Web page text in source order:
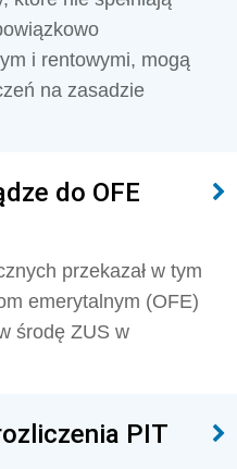
i rentowymi, mogą
na zasadzie
do OFE
przekazał w tym
emerytalnym (OFE)
środę ZUS w
PIT